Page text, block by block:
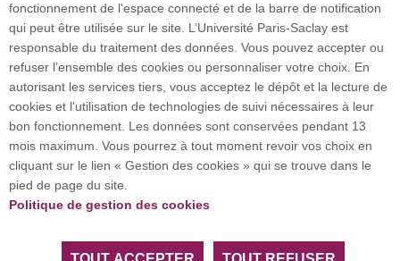
Investissement d’avenir (CGI)
Accueil des publics internationaux
L’Université Paris-Saclay coordonne l'Alliance
européenne EUGLOH et est membre des réseaux
européens et internationaux CESAER, EUA, EUF,
fonctionnement de l'espace connecté et de la barre de notification
qui peut être utilisée sur le site. L’Université Paris-Saclay est
responsable du traitement des données. Vous pouvez accepter ou
refuser l’ensemble des cookies ou personnaliser votre choix. En
autorisant les services tiers, vous acceptez le dépôt et la lecture de
cookies et l'utilisation de technologies de suivi nécessaires à leur
bon fonctionnement. Les données sont conservées pendant 13
mois maximum. Vous pourrez à tout moment revoir vos choix en
cliquant sur le lien « Gestion des cookies » qui se trouve dans le
pied de page du site.
Politique de gestion des cookies